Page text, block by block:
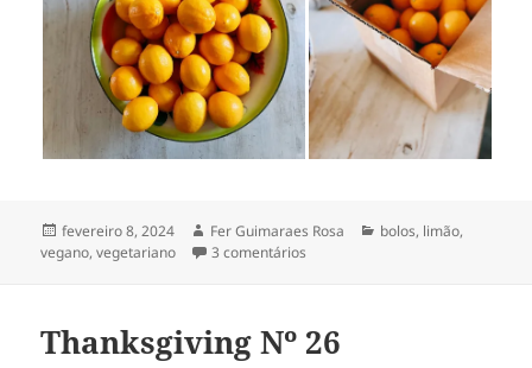
Publicado
em
fevereiro 8, 2024 Autor
Fer Guimaraes Rosa Categorias
bolos, limão,
vegano,vegetariano 3 comentários
Thanksgiving Nº 26